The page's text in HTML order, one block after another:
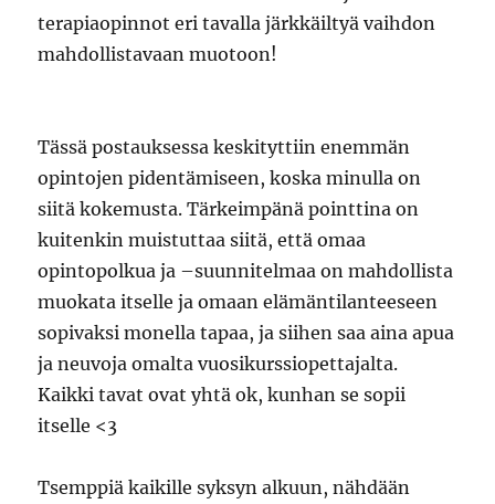
terapiaopinnot eri tavalla järkkäiltyä vaihdon
mahdollistavaan muotoon!
Tässä postauksessa keskityttiin enemmän
opintojen pidentämiseen, koska minulla on
siitä kokemusta. Tärkeimpänä pointtina on
kuitenkin muistuttaa siitä, että omaa
opintopolkua ja –suunnitelmaa on mahdollista
muokata itselle ja omaan elämäntilanteeseen
sopivaksi monella tapaa, ja siihen saa aina apua
ja neuvoja omalta vuosikurssiopettajalta.
Kaikki tavat ovat yhtä ok, kunhan se sopii
itselle <3
Tsemppiä kaikille syksyn alkuun, nähdään